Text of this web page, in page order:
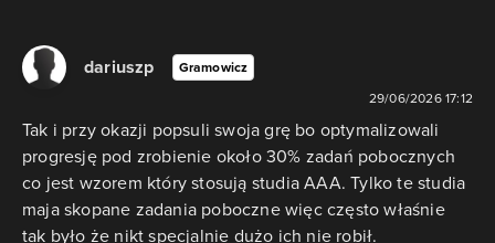
dariuszp Gramowicz
29/06/2026 17:12
Tak i przy okazji popsuli swoja grę bo optymalizowali
progresję pod zrobienie około 30% zadań pobocznych
co jest wzorem który stosują studia AAA. Tylko te studia
maja skopane zadania poboczne więc często właśnie
tak było że nikt specjalnie dużo ich nie robił.